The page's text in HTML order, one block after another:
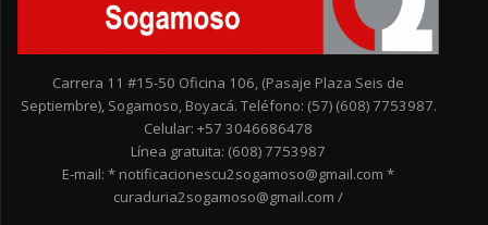
Carrera 11 #15-50 Oficina 106, (Pasaje Plaza Seis de
Septiembre), Sogamoso, Boyacá. Teléfono: (57) (608) 7753987.
Celular: +57 3046686478
Línea gratuita: (608) 7753987
E-mail: * notificacionescu2sogamoso@gmail.com *
curaduria2sogamoso@gmail.com /